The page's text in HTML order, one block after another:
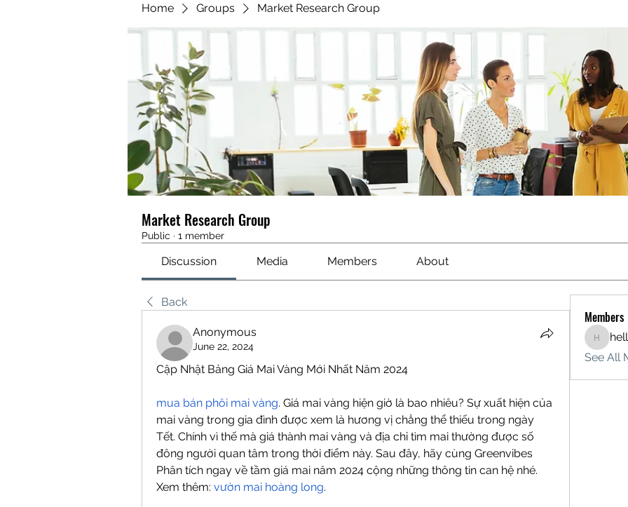
Home Groups Market Research Group
Market Research Group
Public · 1 member
Discussion Media Members About
Back
Anonymous
June 22, 2024
Cập Nhật Bảng Giá Mai Vàng Mới Nhất Năm 2024
mua bán phôi mai vàng. Giá mai vàng hiện giờ là bao nhiêu? Sự xuất hiện của
mai vàng trong gia đình được xem là hương vị chẳng thể thiếu trong ngày
Tết. Chính vì thế mà giá thành mai vàng và địa chỉ tìm mai thường được số
đông người quan tâm trong thời điểm này. Sau đây, hãy cùng Greenvibes
Phân tích ngay về tầm giá mai năm 2024 cộng những thông tin can hệ nhé.
Xem thêm: vườn mai hoàng long.
Members
See All